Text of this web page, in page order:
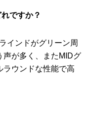
ですか？
インドがグリーン周
声が多く、またMIDグ
ラウンドな性能で高